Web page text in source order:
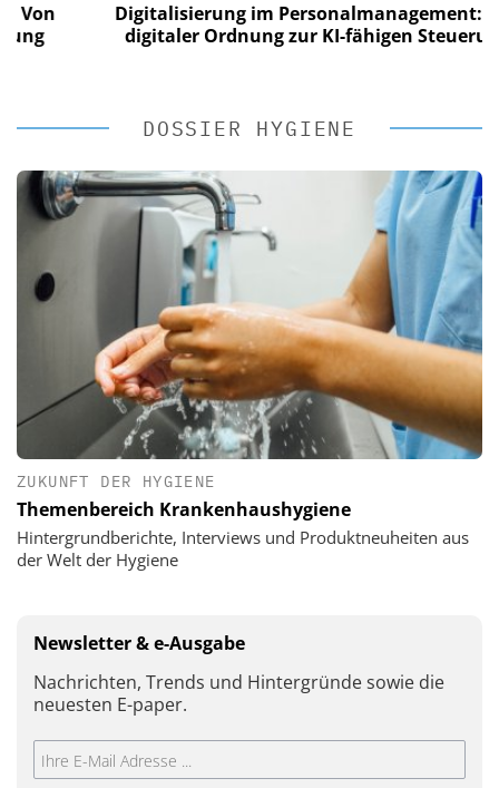
Digitalisierung im Personalmanagement: Von
digitaler Ordnung zur KI-fähigen Steuerung
DOSSIER HYGIENE
ZUKUNFT DER HYGIENE
Themenbereich Krankenhaushygiene
Hintergrundberichte, Interviews und Produktneuheiten aus
der Welt der Hygiene
Newsletter & e-Ausgabe
Nachrichten, Trends und Hintergründe sowie die
neuesten E-paper.